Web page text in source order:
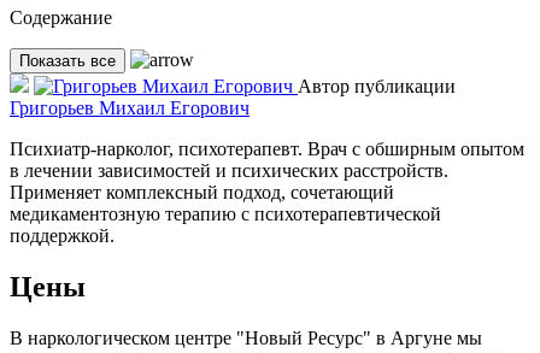
Содержание
Показать все
Автор публикации
Григорьев Михаил Егорович
Психиатр-нарколог, психотерапевт. Врач с обширным опытом
в лечении зависимостей и психических расстройств.
Применяет комплексный подход, сочетающий
медикаментозную терапию с психотерапевтической
поддержкой.
Цены
В наркологическом центре "Новый Ресурс" в Аргуне мы